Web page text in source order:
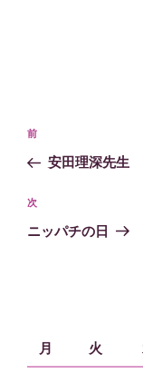
投
ナ
ビ
ゲ
過
去
投
前
安田理深先生
次
の
次
ニッパチの日
月
火